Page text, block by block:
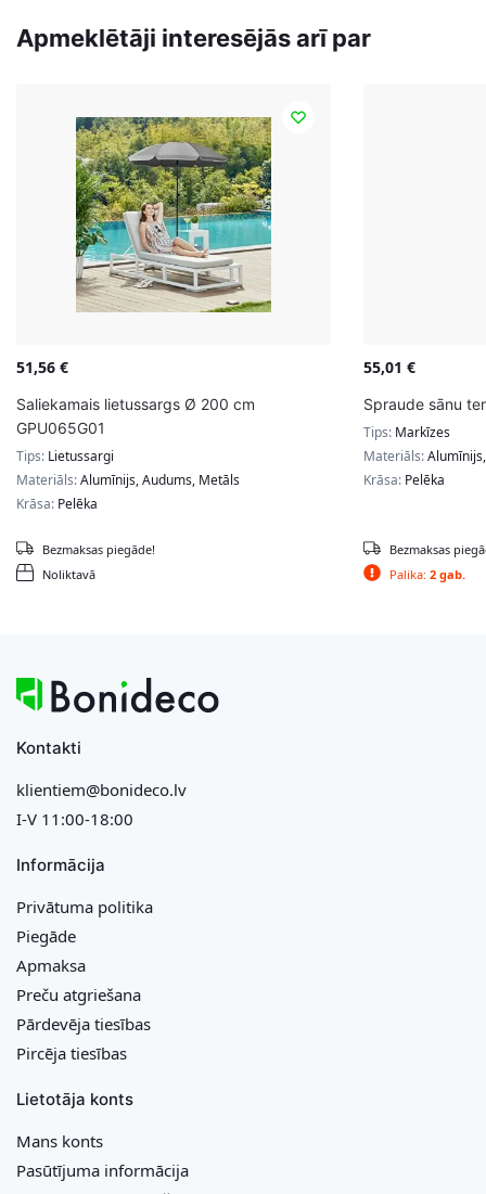
Apmeklētāji interesējās arī par
51,56 €
Saliekamais lietussargs Ø 200 cm
GPU065G01
Tips: Lietussargi
Materiāls:Alumīnijs, Audums, Metāls
Krāsa: Pelēka
Noliktavā
Bezmaksas piegāde!
55,01 €
Spraude sānu
Tips: Markīzes
Materiāls:
Krāsa: Pelēka
Palika: 2 gab.
Bezmaksas
Kontakti
klientiem@bonideco.lv
I-V 11:00-18:00
Informācija
Privātuma politika
Piegāde
Apmaksa
Preču atgriešana
Pārdevēja tiesības
Pircēja tiesības
Lietotāja konts
Mans konts
Pasūtījuma informācija